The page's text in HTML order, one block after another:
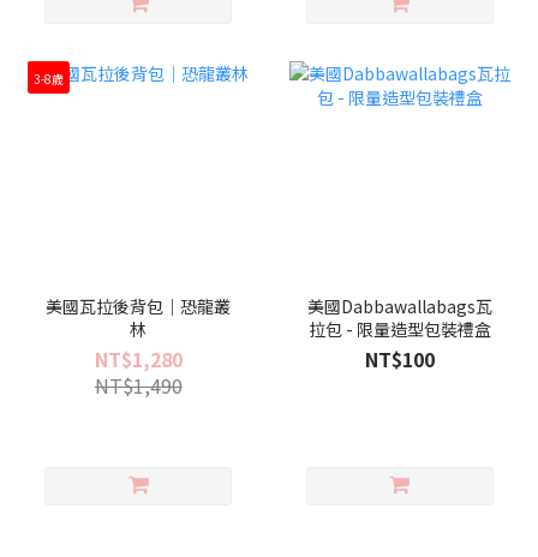
3-8歲
美國瓦拉後背包｜恐龍叢
林
NT$1,280
NT$1,490
美國Dabbawallabags瓦
拉包 - 限量造型包裝禮盒
NT$100